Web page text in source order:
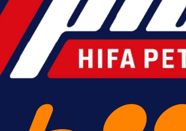
trenutku!